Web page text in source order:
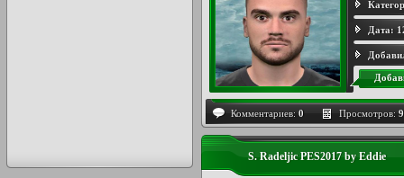
Дата:
Комментариев: 0 Просмотров:
S. Radeljic PES2017 by Eddie